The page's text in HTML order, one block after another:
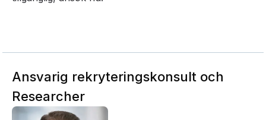
Ansvarig rekryteringskonsult och
Researcher